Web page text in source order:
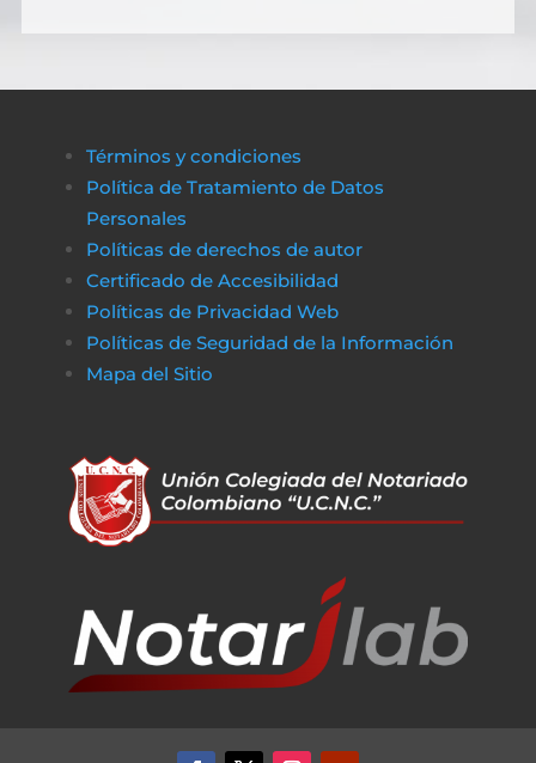
Términos y condiciones
Política de Tratamiento de Datos
Personales
Políticas de derechos de autor
Certificado de Accesibilidad
Políticas de Privacidad Web
Políticas de Seguridad de la Información
Mapa del Sitio